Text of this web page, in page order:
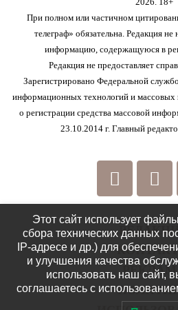
При полном или частичном
телеграф» обязательна. Редакция не
информацию, содержащуюся в
Редакция не предоставляет
Зарегистрировано Федеральной
информационных технологий и массовых
о регистрации средства массовой
23.10.2014 г. Главный
Этот сайт использует
сбора технических данных
IP-адресе и др.) для
и улучшения качества
использовать наш сайт,
соглашаетесь с